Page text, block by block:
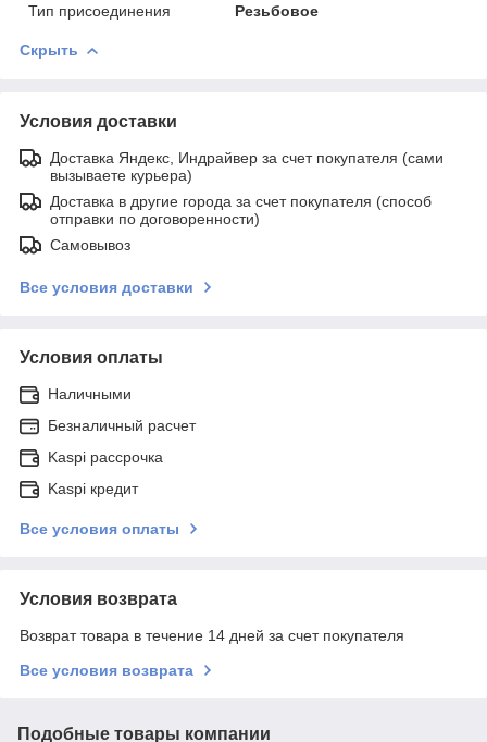
Тип присоединения
Резьбовое
Скрыть
Условия доставки
Доставка Яндекс, Индрайвер за счет покупателя (сами
вызываете курьера)
Доставка в другие города за счет покупателя (способ
отправки по договоренности)
Самовывоз
Все условия доставки
Условия оплаты
Наличными
Безналичный расчет
Kaspi рассрочка
Kaspi кредит
Все условия оплаты
Условия возврата
Возврат товара в течение 14 дней за счет покупателя
Все условия возврата
Подобные товары компании